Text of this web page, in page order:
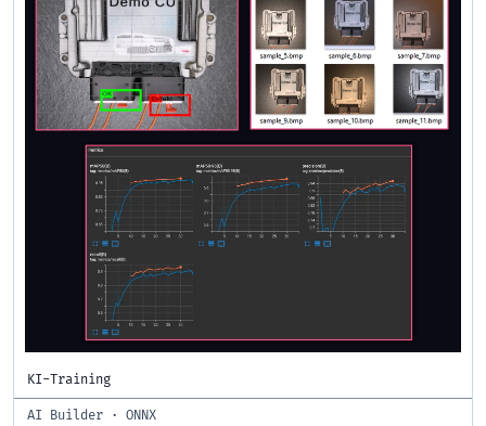
KI-Training
AI Builder · ONNX